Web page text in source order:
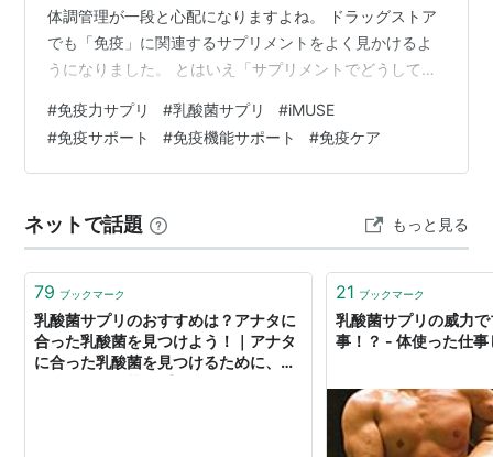
体調管理が一段と心配になりますよね。 ドラッグストア
でも「免疫」に関連するサプリメントをよく見かけるよ
うになりました。 とはいえ「サプリメントでどうして健
はず。 この記事では、健康管理に役立つ仕組みを分かり
やすく解説し、 おすすめの乳酸菌サプリ4選をご紹介し
ます。 目次 1.なぜサプリで健康維持が期待できるのか？
ランスが大切だから 1-3. 「プラズマ乳酸菌」の働…
#免疫力サプリ #乳酸菌サプリ #iMUSE
#免疫サポート #免疫機能サポート #免疫ケア
ネットで話題 もっと見る
79 ブックマーク
乳酸菌サプリのおすすめは？アナタに
合った乳酸菌を見つけよう！｜アナタ
に合った乳酸菌を見つけるために、オ
21 ブックマーク
乳酸菌サプリの威力
事！？ - 体使った仕